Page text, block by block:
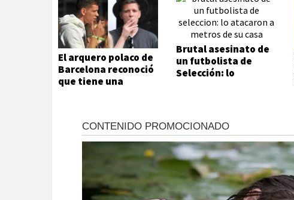
El arquero polaco de
Barcelona reconoció
que tiene una
Brutal asesinato de
un futbolista de
Selección: lo